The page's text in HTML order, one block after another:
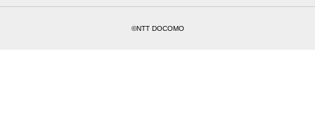
©NTT DOCOMO